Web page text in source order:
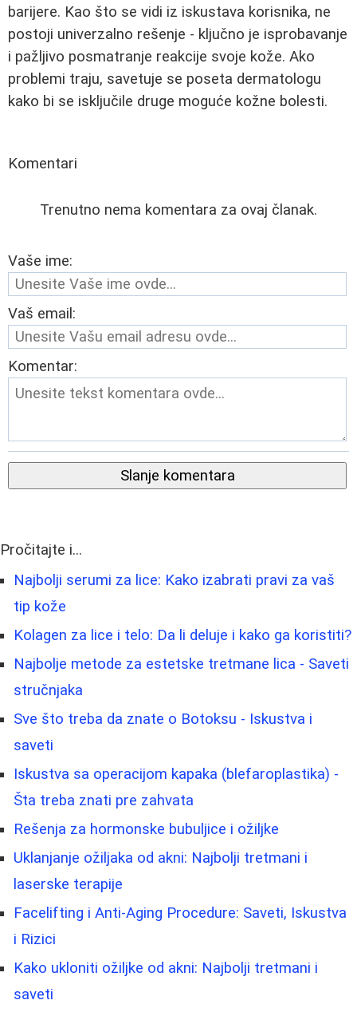
barijere. Kao što se vidi iz iskustava korisnika, ne
postoji univerzalno rešenje - ključno je isprobavanje
i pažljivo posmatranje reakcije svoje kože. Ako
problemi traju, savetuje se poseta dermatologu
kako bi se isključile druge moguće kožne bolesti.
Komentari
Trenutno nema komentara za ovaj članak.
Vaše ime:
Vaš email:
Komentar:
Slanje komentara
Pročitajte i...
Najbolji serumi za lice: Kako izabrati pravi za vaš
tip kože
Kolagen za lice i telo: Da li deluje i kako ga koristiti?
Najbolje metode za estetske tretmane lica - Saveti
stručnjaka
Sve što treba da znate o Botoksu - Iskustva i
saveti
Iskustva sa operacijom kapaka (blefaroplastika) -
Šta treba znati pre zahvata
Rešenja za hormonske bubuljice i ožiljke
Uklanjanje ožiljaka od akni: Najbolji tretmani i
laserske terapije
Facelifting i Anti-Aging Procedure: Saveti, Iskustva
i Rizici
Kako ukloniti ožiljke od akni: Najbolji tretmani i
saveti